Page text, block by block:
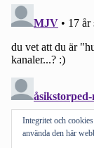
Integritet och
använda den här